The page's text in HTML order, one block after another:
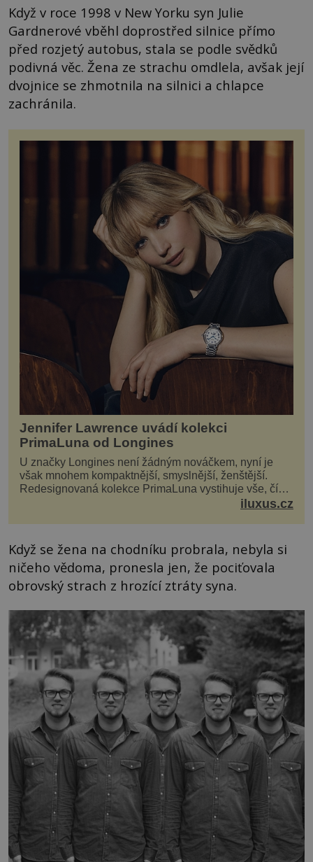
Když v roce 1998 v New Yorku syn Julie
Gardnerové vběhl doprostřed silnice přímo
před rozjetý autobus, stala se podle svědků
podivná věc. Žena ze strachu omdlela, avšak její
dvojnice se zhmotnila na silnici a chlapce
zachránila.
Jennifer Lawrence uvádí kolekci
PrimaLuna od Longines
U značky Longines není žádným nováčkem, nyní je
však mnohem kompaktnější, smyslnější, ženštější.
Redesignovaná kolekce PrimaLuna vystihuje vše, čím
je značka Longines dnes a čím byla i před sto dvacet...
iluxus.cz
Když se žena na chodníku probrala, nebyla si
ničeho vědoma, pronesla jen, že pociťovala
obrovský strach z hrozící ztráty syna.